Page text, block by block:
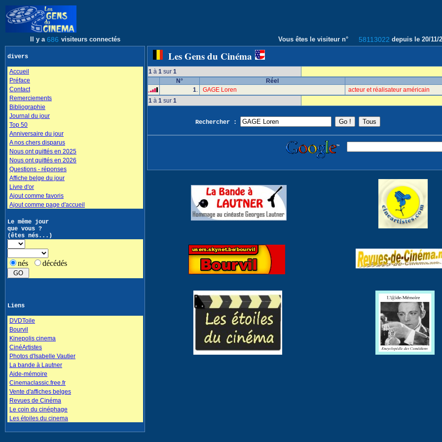
Il y a 686 visiteurs connectés Vous êtes le visiteur n° 58113022 depuis le 20/11/
divers
Accueil
Préface
Contact
Remerciements
Bibliographie
Journal du jour
Top 50
Anniversaire du jour
A nos chers disparus
Nous ont quittés en 2025
Nous ont quittés en 2026
Questions - réponses
Affiche belge du jour
Livre d'or
Ajout comme favoris
Ajout comme page d'accueil
Le même jour
que vous ?
(êtes nés...)
nés décédés
Liens
DVDToile
Bourvil
Kinepolis cinema
CinéArtistes
Photos d'Isabelle Vautier
La bande à Lautner
Aide-mémoire
Cinemaclassic.free.fr
Vente d'affiches belges
Revues de Cinéma
Le coin du cinéphage
Les étoiles du cinema
Les Gens du Cinéma
1 à 1 sur 1
N°
Réel
1. GAGE Loren
acteur et réalisateur américain
1 à 1 sur 1
Rechercher :